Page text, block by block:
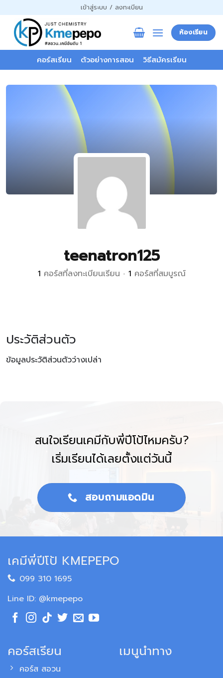
ไป
เนื้อหา
เข้าสู่ระบบ / ลงทะเบียน
ห้องเรียน
คอร์สเรียน ตัวอย่างการสอน วิธีสมัครเรียน
teenatron125
1 คอร์สที่ลงทะเบียนเรียน • 1 คอร์สที่สมบูรณ์
ประวัติส่วนตัว
ข้อมูลประวัติส่วนตัวว่างเปล่า
สนใจเรียนเคมีกับพี่ปีโป้ไหมครับ?
เริ่มเรียนได้เลยตั้งแต่วันนี้
สอบถามแอดมิน
เคมีพี่ปีโป้ KMEPEPO
099 310 1695
Line ID: @kmepepo
คอร์สเรียน
คอร์ส สอวน
เมนูนำทาง